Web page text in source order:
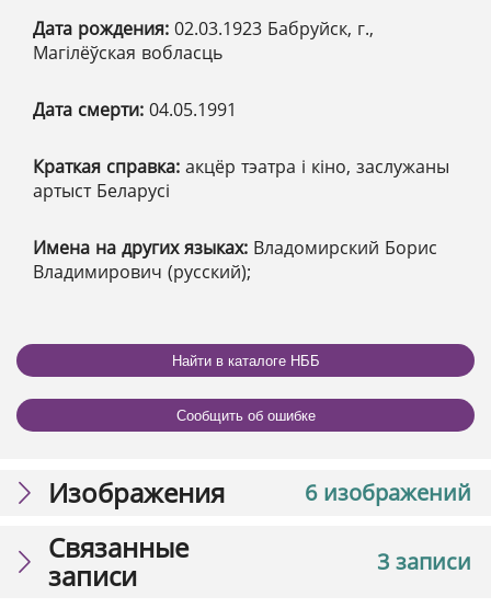
Дата рождения: 02.03.1923 Бабруйск, г.,
Магілёўская вобласць
Дата смерти: 04.05.1991
Краткая справка: акцёр тэатра і кіно, заслужаны
артыст Беларусі
Имена на других языках: Владомирский Борис
Владимирович (русский);
Найти в каталоге НББ
Сообщить об ошибке
6 изображений
Изображения
3 записи
Связанные
записи